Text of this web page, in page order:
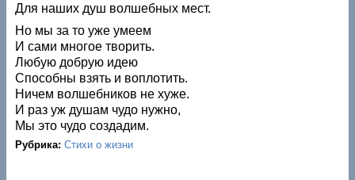
Для наших душ волшебных мест.
Но мы за то уже умеем
И сами многое творить.
Любую добрую идею
Способны взять и воплотить.
Ничем волшебников не хуже.
И раз уж душам чудо нужно,
Мы это чудо создадим.
Рубрика:Стихи о жизни